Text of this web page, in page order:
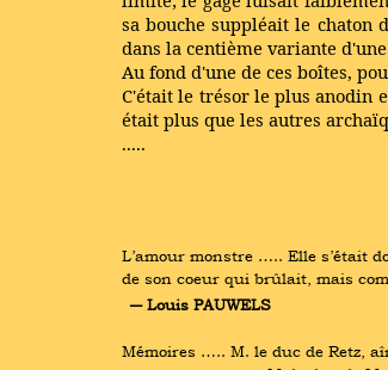
sa bouche suppléait le chaton
dans la centième variante
Au fond d'une de ces boîtes,
C'était le trésor le plus anodin
était plus que les autres
.....
L’amour monstre ….. Elle s’était
de son coeur qui brûlait, mais
― Louis PAUWELS
Mémoires ….. M. le duc de Retz,